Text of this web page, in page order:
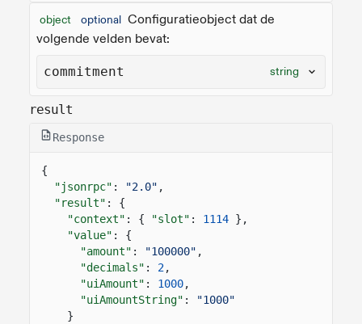
object optional Configuratieobject dat de
volgende velden bevat:
commitment string
result
Response
{
"jsonrpc" : "2.0" ,
"result" : {
"context" : { "slot" : 1114 },
"value" : {
"amount" : "100000" ,
"decimals" : 2,
"uiAmount" : 1000,
"uiAmountString" :
"1000"
}